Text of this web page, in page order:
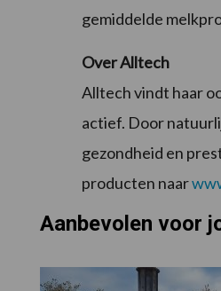
gemiddelde
Over Alltech
Alltech vindt haar
actief. Door
gezondheid en
producten naar
Aanbevolen voor